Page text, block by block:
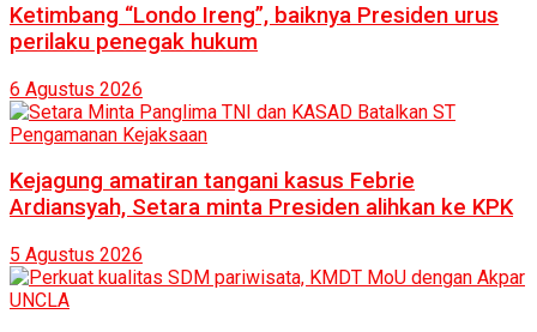
Ketimbang “Londo Ireng”, baiknya Presiden urus
perilaku penegak hukum
6 Agustus 2026
Kejagung amatiran tangani kasus Febrie
Ardiansyah, Setara minta Presiden alihkan ke KPK
5 Agustus 2026